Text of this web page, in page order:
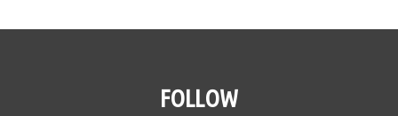
FOLLOW